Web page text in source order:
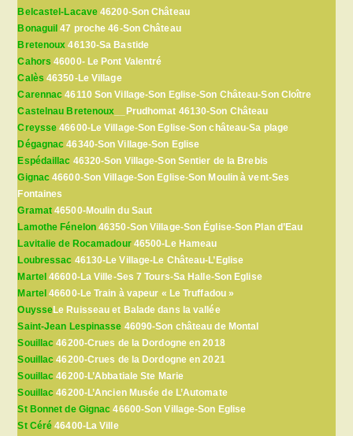
Belcastel-Lacave 46200-Son Château
Bonaguil 47 proche 46-Son Château
Bretenoux 46130-Sa Bastide
Cahors 46000- Le Pont Valentré
Calès 46350-Le Village
Carennac 46110 Son Village-Son Eglise-Son Château-Son Cloître
Castelnau Bretenoux __Prudhomat 46130-Son Château
Creysse 46600-Le Village-Son Eglise-Son château-Sa plage
Dégagnac 46340-Son Village-Son Eglise
Espédaillac 46320-Son Village-Son Sentier de la Brebis
Gignac 46600-Son Village-Son Eglise-Son Moulin à vent-Ses
Fontaines
Gramat 46500-Moulin du Saut
Lamothe Fénelon46350-Son Village-Son Église-Son Plan d’Eau
Lavitalie de Rocamadour46500-Le Hameau
Loubressac 46130-Le Village-Le Château-L’Eglise
Martel 46600-La Ville-Ses 7 Tours-Sa Halle-Son Eglise
Martel 46600-Le Train à vapeur « Le Truffadou »
OuysseLe Ruisseau et Balade dans la vallée
Saint-Jean Lespinasse 46090-Son château de Montal
Souillac 46200-Crues de la Dordogne en 2018
Souillac 46200-Crues de la Dordogne en 2021
Souillac 46200-L’Abbatiale Ste Marie
Souillac 46200-L’Ancien Musée de L’Automate
St Bonnet de Gignac 46600-Son Village-Son Eglise
St Céré 46400-La Ville